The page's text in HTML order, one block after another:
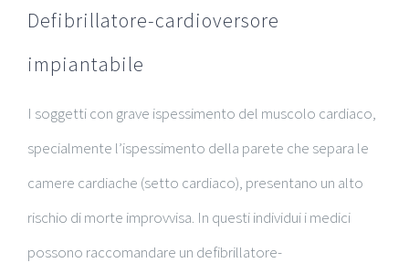
Defibrillatore-cardioversore
impiantabile
I soggetti con grave ispessimento del muscolo cardiaco,
specialmente l’ispessimento della parete che separa le
camere cardiache (setto cardiaco), presentano un alto
rischio di morte improvvisa. In questi individui i medici
possono raccomandare un defibrillatore-